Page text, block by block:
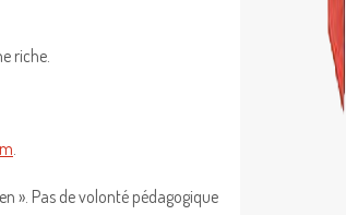
riche.
.
». Pas de volonté pédagogique